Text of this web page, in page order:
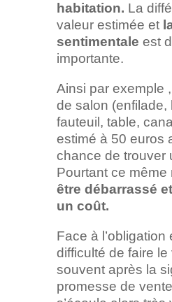
habitation. La
valeur estimée et
sentimentale est
importante.
Ainsi par exemple
de salon (enfilade,
fauteuil, table,
estimé à 50 euros
chance de trouver
Pourtant ce même
être débarrassé
un coût.
Face à l’obligation
difficulté de faire le
souvent après la
promesse de